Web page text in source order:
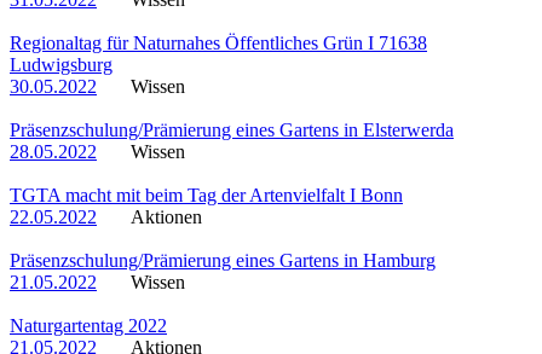
Regionaltag für Naturnahes Öffentliches Grün I 71638
Ludwigsburg
30.05.2022
Wissen
Präsenzschulung/Prämierung eines Gartens in Elsterwerda
28.05.2022
Wissen
TGTA macht mit beim Tag der Artenvielfalt I Bonn
22.05.2022
Aktionen
Präsenzschulung/Prämierung eines Gartens in Hamburg
21.05.2022
Wissen
Naturgartentag 2022
21.05.2022
Aktionen